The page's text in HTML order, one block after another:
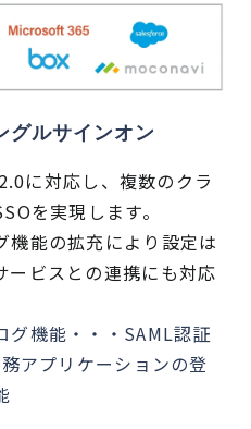
グルサインオン
に対応し、複数のクラ
を実現します。
機能の拡充により設定は
ービスとの連携にも対応
機能・・・SAML認証
アプリケーションの登